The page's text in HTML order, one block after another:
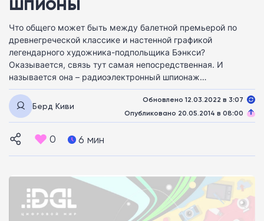
Что общего может быть между балетной премьерой по
древнегреческой классике и настенной графикой
легендарного художника-подпольщика Бэнкси?
Оказывается, связь тут самая непосредственная. И
называется она – радиоэлектронный шпионаж…
Берд Киви
Обновлено 12.03.2022 в 3:07
Опубликовано 20.05.2014 в 08:00
0 6 мин